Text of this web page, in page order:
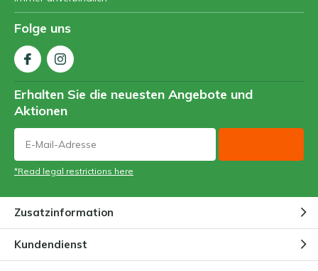
Folge uns
Erhalten Sie die neuesten Angebote und
Aktionen
*Read legal restrictions here
Zusatzinformation
Kundendienst